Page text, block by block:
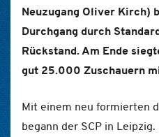
Neuzugang Oliver Kirch)
Durchgang durch
Rückstand. Am Ende
gut 25.000 Zuschauern
Mit einem neu formierten
begann der SCP in